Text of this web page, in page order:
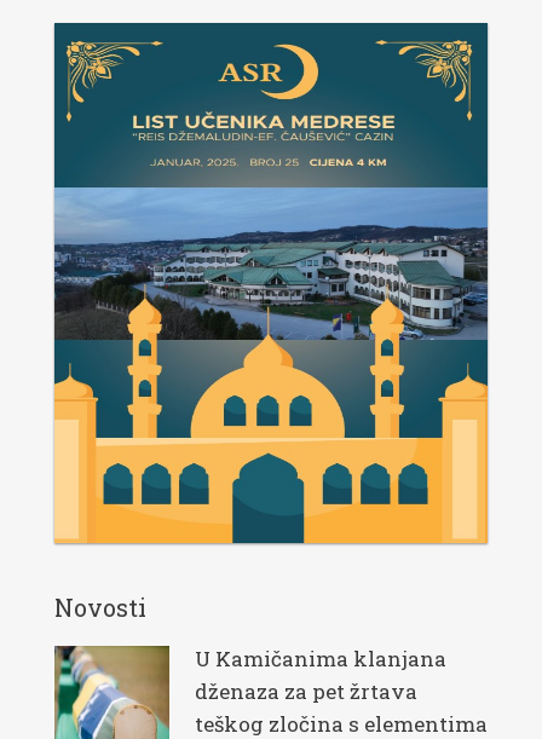
Novosti
U Kamičanima klanjana
dženaza za pet žrtava
teškog zločina s elementima